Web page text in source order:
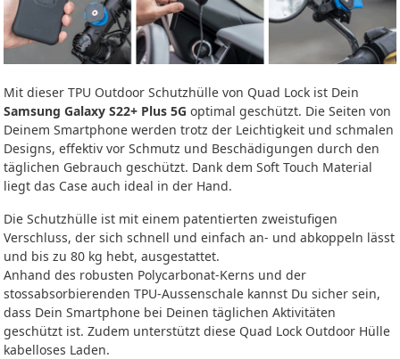
Mit dieser TPU Outdoor Schutzhülle von Quad Lock ist Dein
Samsung Galaxy S22+ Plus 5G optimal geschützt. Die Seiten von
Deinem Smartphone werden trotz der Leichtigkeit und schmalen
Designs, effektiv vor Schmutz und Beschädigungen durch den
täglichen Gebrauch geschützt. Dank dem Soft Touch Material
liegt das Case auch ideal in der Hand.
Die Schutzhülle ist mit einem patentierten zweistufigen
Verschluss, der sich schnell und einfach an- und abkoppeln lässt
und bis zu 80 kg hebt, ausgestattet.
Anhand des robusten Polycarbonat-Kerns und der
stossabsorbierenden TPU-Aussenschale kannst Du sicher sein,
dass Dein Smartphone bei Deinen täglichen Aktivitäten
geschützt ist. Zudem unterstützt diese Quad Lock Outdoor Hülle
kabelloses Laden.